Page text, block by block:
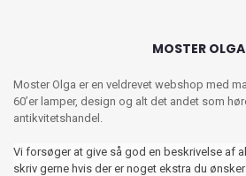
MOSTER OLGA
Moster Olga er en veldrevet webshop med
60’er lamper, design og alt det andet som
antikvitetshandel.
Vi forsøger at give så god en beskrivelse af
skriv gerne hvis der er noget ekstra du